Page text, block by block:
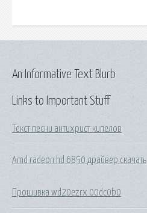
Links to Important Stuff
Текст песни антихрист кипелов
Amd radeon hd 6850 драйвер скачать
Прошивка wd20ezrx 00dc0b0
An Informative Text Blurb